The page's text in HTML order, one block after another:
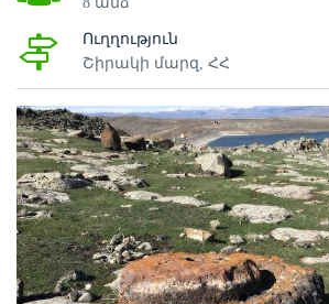
Ուղղություն
Շիրակի մարզ, ՀՀ